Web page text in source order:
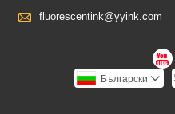
 fluorescentink@yyink.com

Български 